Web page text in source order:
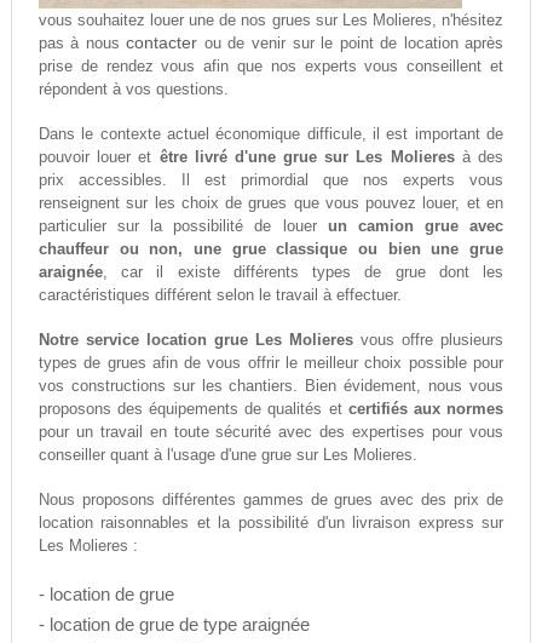
vous souhaitez louer une de nos grues sur Les Molieres, n'hésitez
pas à nouscontacter ou de venir sur le point de location après
prise de rendez vous afin que nos experts vous conseillent et
répondent à vos questions.
Dans le contexte actuel économique difficule, il est important de
pouvoir louer et être livré d'une grue sur Les Molieresà des
prix accessibles. Il est primordial que nos experts vous
renseignent sur les choix de grues que vous pouvez louer, et en
particulier sur la possibilité de louer un camion grue avec
chauffeur ou non, une grue classique ou bien une grue
araignée, car il existe différents types de grue dont les
caractéristiques différent selon le travail à effectuer.
Notre service location grue Les Molieres vous offre plusieurs
types de grues afin de vous offrir le meilleur choix possible pour
vos constructions sur les chantiers. Bien évidement, nous vous
proposons des équipements de qualités et certifiés aux normes
pour un travail en toute sécurité avec des expertises pour vous
conseiller quant à l'usage d'une grue sur Les Molieres.
Nous proposons différentes gammes de grues avec des prix de
location raisonnables et la possibilité d'un livraison express sur
Les Molieres :
- location de grue
- location de grue de type araignée